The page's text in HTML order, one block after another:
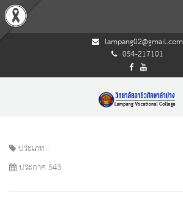
lampang02@gmail.com
054-217101
ประเภท :
ประกาศ 543